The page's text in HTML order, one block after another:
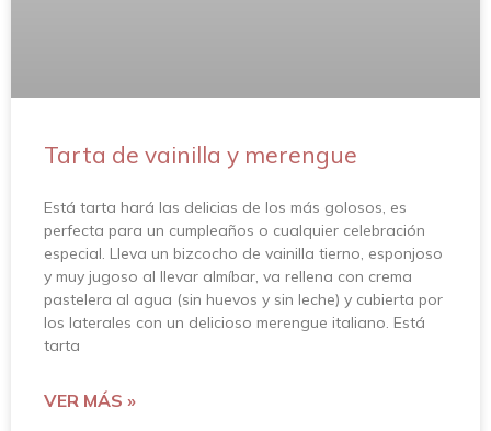
Tarta de vainilla y merengue
Está tarta hará las delicias de los más golosos, es
perfecta para un cumpleaños o cualquier celebración
especial. Lleva un bizcocho de vainilla tierno, esponjoso
y muy jugoso al llevar almíbar, va rellena con crema
pastelera al agua (sin huevos y sin leche) y cubierta por
los laterales con un delicioso merengue italiano. Está
tarta
VER MÁS »